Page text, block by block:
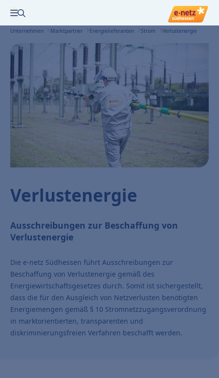
Menü öffnen
Unternehmen Marktpartner Energielieferanten Strom Verlustenergie
Verlustenergie
Ausschreibungen zur Beschaffung von
Verlustenergie
Die e-netz Südhessen führt Ausschreibungen zur
Beschaffung von Verlustenergie gemäß des
Energiewirtschaftsgesetzes durch. Somit ist sichergestellt,
dass die für den Ausgleich von Netzverlusten benötigten
Energiemengen gemäß § 10 Stromnetzzugangsverordnung
in marktorientierten, transparenten und
diskriminierungsfreien Verfahren beschafft werden.